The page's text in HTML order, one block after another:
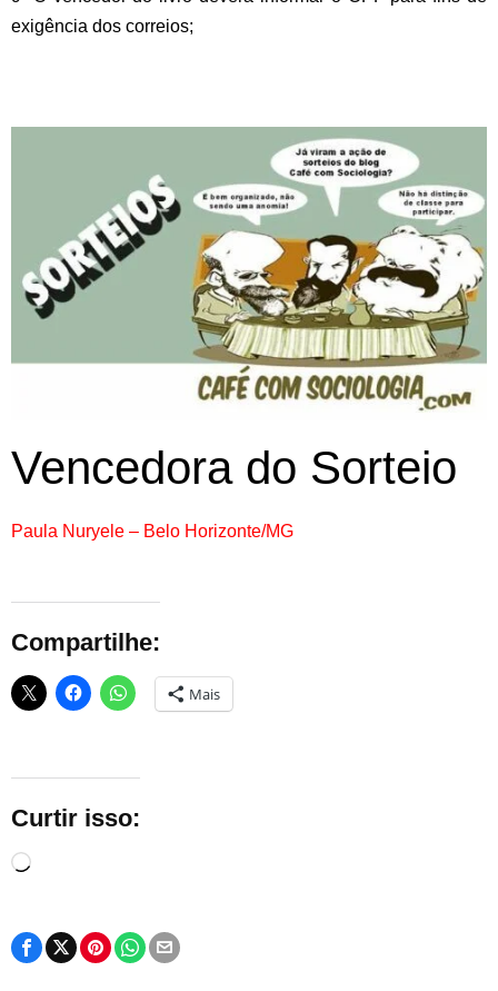
exigência dos correios;
Vencedora do Sorteio
Paula Nuryele – Belo Horizonte/MG
Compartilhe:
Mais
Curtir isso:
Carregando...